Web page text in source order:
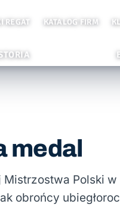
REGAT KATALOG FIRM
medal
Polski w
obrońcy